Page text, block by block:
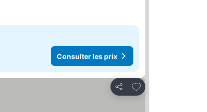
Consulter les prix
Partager
Ajouter à mes favoris